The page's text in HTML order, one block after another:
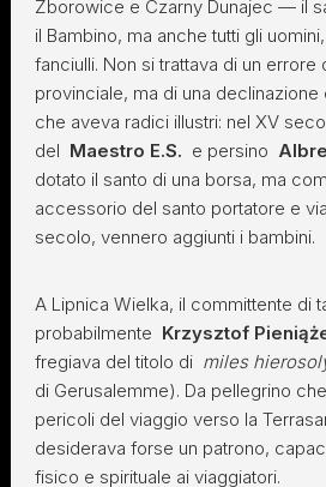
Zborowice e Czarny Dunajec — il
il Bambino, ma anche tutti gli
fanciulli. Non si trattava di un errore
provinciale, ma di una
che aveva radici illustri: nel XV
del Maestro E.S. e persino
dotato il santo di una borsa, ma
accessorio del santo portatore e
secolo, vennero aggiunti i bambini.
A Lipnica Wielka, il committente di
probabilmente Krzysztof
fregiava del titolo di miles
di Gerusalemme). Da pellegrino
pericoli del viaggio verso la
desiderava forse un patrono,
fisico e spirituale ai viaggiatori.